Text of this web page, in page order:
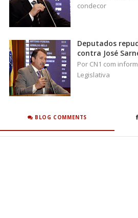
condecor
Deputados
contra José
Por CN1 com
Legislativa
BLOG COMMENTS